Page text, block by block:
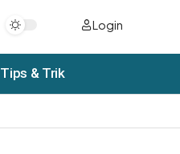
Login
Tips & Trik